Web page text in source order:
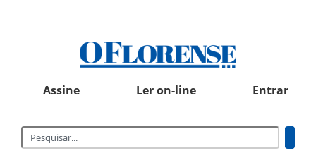
Assine Ler on-line Entrar